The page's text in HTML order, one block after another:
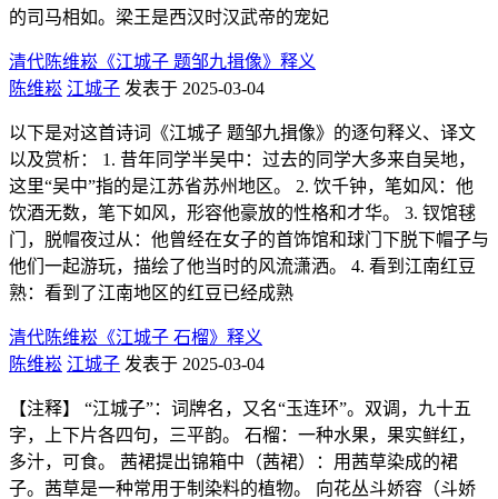
的司马相如。梁王是西汉时汉武帝的宠妃
清代陈维崧《江城子 题邹九揖像》释义
陈维崧 江城子 发表于 2025-03-04
以下是对这首诗词《江城子 题邹九揖像》的逐句释义、译文
以及赏析： 1. 昔年同学半吴中：过去的同学大多来自吴地，
这里“吴中”指的是江苏省苏州地区。 2. 饮千钟，笔如风：他
饮酒无数，笔下如风，形容他豪放的性格和才华。 3. 钗馆毬
门，脱帽夜过从：他曾经在女子的首饰馆和球门下脱下帽子与
他们一起游玩，描绘了他当时的风流潇洒。 4. 看到江南红豆
熟：看到了江南地区的红豆已经成熟
清代陈维崧《江城子 石榴》释义
陈维崧 江城子 发表于 2025-03-04
【注释】 “江城子”：词牌名，又名“玉连环”。双调，九十五
字，上下片各四句，三平韵。 石榴：一种水果，果实鲜红，
多汁，可食。 茜裙提出锦箱中（茜裙）：用茜草染成的裙
子。茜草是一种常用于制染料的植物。 向花丛斗娇容（斗娇